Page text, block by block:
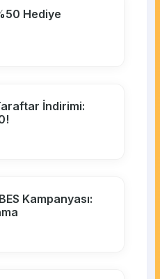
Hediye
İndirimi:
Kampanyası: